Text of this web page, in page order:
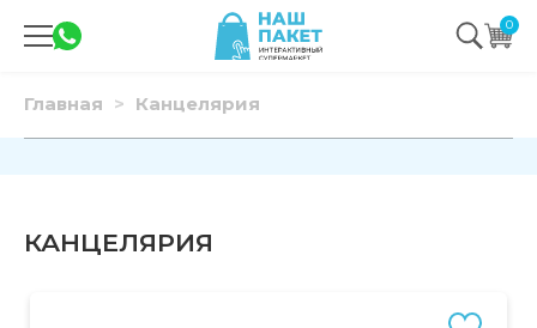
0
Главная Канцелярия
КАНЦЕЛЯРИЯ